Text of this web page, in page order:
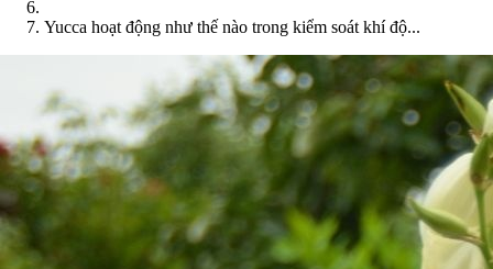
Yucca hoạt động như thế nào trong kiểm soát khí độ...